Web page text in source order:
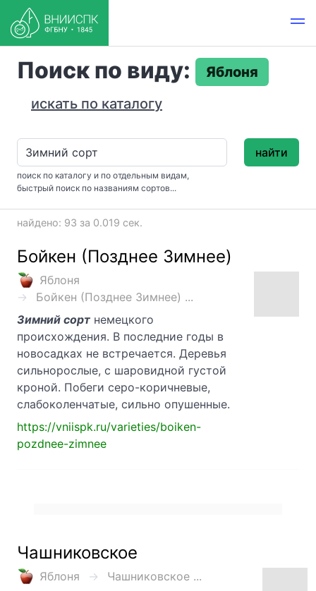
Поиск по виду:
Яблоня
искать по каталогу
поиск по каталогу и по отдельным видам,
быстрый поиск по названиям сортов...
найти
найдено: 93 за 0.019 сек.
Бойкен (Позднее Зимнее)
Яблоня
Бойкен (Позднее Зимнее) ...
Зимний сорт немецкого
происхождения. В последние годы в
новосадках не встречается. Деревья
сильнорослые, с шаровидной густой
кроной. Побеги серо-коричневые,
слабоколенчатые, сильно опушенные.
https://vniispk.ru/varieties/boiken-
pozdnee-zimnee
Чашниковское
Яблоня
Чашниковское ...